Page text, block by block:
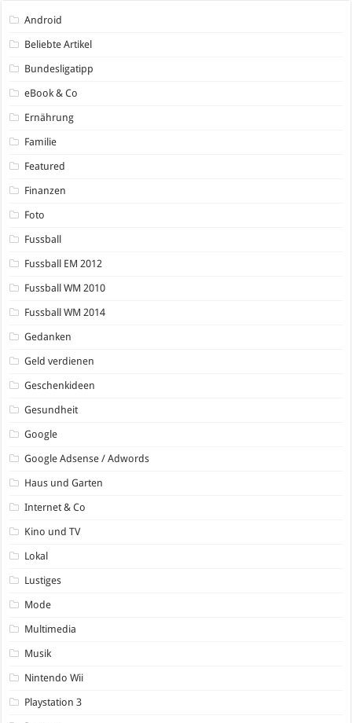
Android
Beliebte Artikel
Bundesligatipp
eBook & Co
Ernährung
Familie
Featured
Finanzen
Foto
Fussball
Fussball EM 2012
Fussball WM 2010
Fussball WM 2014
Gedanken
Geld verdienen
Geschenkideen
Gesundheit
Google
Google Adsense / Adwords
Haus und Garten
Internet & Co
Kino und TV
Lokal
Lustiges
Mode
Multimedia
Musik
Nintendo Wii
Playstation 3